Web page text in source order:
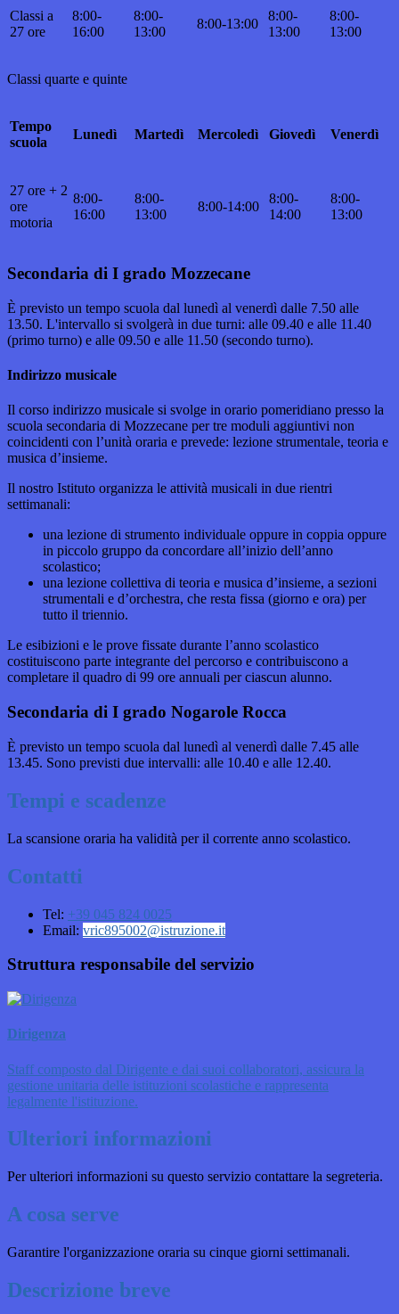
Classi a
27 ore
8:00-
16:00
8:00-
13:00
8:00-13:00
8:00-
13:00
8:00-
13:00
Classi quarte e quinte
Tempo
scuola
Lunedì Martedì Mercoledì Giovedì Venerdì
27 ore + 2
ore
motoria
8:00-
16:00
8:00-
13:00
8:00-14:00
8:00-
14:00
8:00-
13:00
Secondaria di I grado Mozzecane
È previsto un tempo scuola dal lunedì al venerdì dalle 7.50 alle
13.50. L'intervallo si svolgerà in due turni: alle 09.40 e alle 11.40
(primo turno) e alle 09.50 e alle 11.50 (secondo turno).
Indirizzo musicale
Il corso indirizzo musicale si svolge in orario pomeridiano presso la
scuola secondaria di Mozzecane per tre moduli aggiuntivi non
coincidenti con l’unità oraria e prevede: lezione strumentale, teoria e
musica d’insieme.
Il nostro Istituto organizza le attività musicali in due rientri
settimanali:
una lezione di strumento individuale oppure in coppia oppure
in piccolo gruppo da concordare all’inizio dell’anno
scolastico;
una lezione collettiva di teoria e musica d’insieme, a sezioni
strumentali e d’orchestra, che resta fissa (giorno e ora) per
tutto il triennio.
Le esibizioni e le prove fissate durante l’anno scolastico
costituiscono parte integrante del percorso e contribuiscono a
completare il quadro di 99 ore annuali per ciascun alunno.
Secondaria di I grado Nogarole Rocca
È previsto un tempo scuola dal lunedì al venerdì dalle 7.45 alle
13.45. Sono previsti due intervalli: alle 10.40 e alle 12.40.
Tempi e scadenze
La scansione oraria ha validità per il corrente anno scolastico.
Contatti
Tel: +39 045 824 0025
Email: vric895002@istruzione.it
Struttura responsabile del servizio
Dirigenza
Staff composto dal Dirigente e dai suoi collaboratori, assicura la
gestione unitaria delle istituzioni scolastiche e rappresenta
legalmente l'istituzione.
Ulteriori informazioni
Per ulteriori informazioni su questo servizio contattare la segreteria.
A cosa serve
Garantire l'organizzazione oraria su cinque giorni settimanali.
Descrizione breve